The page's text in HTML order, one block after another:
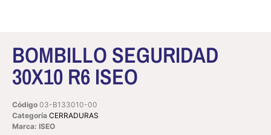
BOMBILLO SEGURIDAD
30X10 R6 ISEO
Código 03-B133010-00
Categoría CERRADURAS
Marca: ISEO